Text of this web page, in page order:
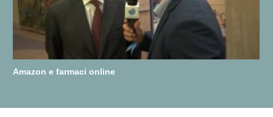
Amazon e farmaci online